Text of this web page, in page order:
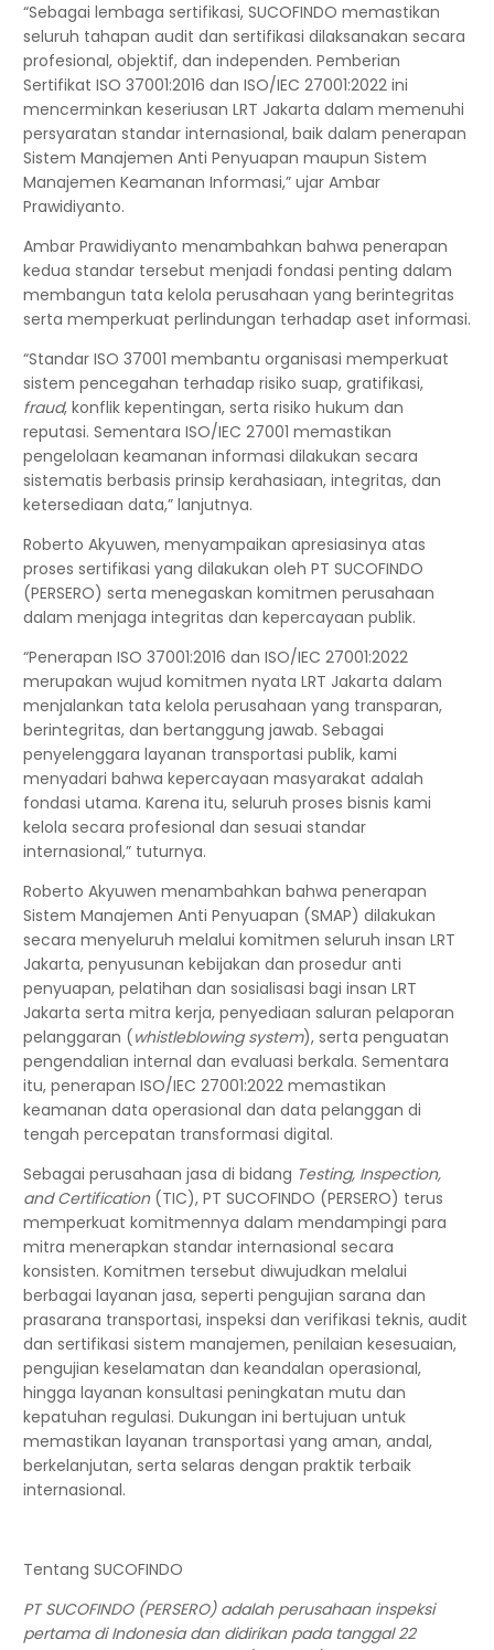
“Sebagai lembaga sertifikasi, SUCOFINDO memastikan
seluruh tahapan audit dan sertifikasi dilaksanakan secara
profesional, objektif, dan independen. Pemberian
Sertifikat ISO 37001:2016 dan ISO/IEC 27001:2022 ini
mencerminkan keseriusan LRT Jakarta dalam memenuhi
persyaratan standar internasional, baik dalam penerapan
Sistem Manajemen Anti Penyuapan maupun Sistem
Manajemen Keamanan Informasi,” ujar Ambar
Prawidiyanto.
Ambar Prawidiyanto menambahkan bahwa penerapan
kedua standar tersebut menjadi fondasi penting dalam
membangun tata kelola perusahaan yang berintegritas
serta memperkuat perlindungan terhadap aset informasi.
“Standar ISO 37001 membantu organisasi memperkuat
sistem pencegahan terhadap risiko suap, gratifikasi,
fraud, konflik kepentingan, serta risiko hukum dan
reputasi. Sementara ISO/IEC 27001 memastikan
pengelolaan keamanan informasi dilakukan secara
sistematis berbasis prinsip kerahasiaan, integritas, dan
ketersediaan data,” lanjutnya.
Roberto Akyuwen, menyampaikan apresiasinya atas
proses sertifikasi yang dilakukan oleh PT SUCOFINDO
(PERSERO) serta menegaskan komitmen perusahaan
dalam menjaga integritas dan kepercayaan publik.
“Penerapan ISO 37001:2016 dan ISO/IEC 27001:2022
merupakan wujud komitmen nyata LRT Jakarta dalam
menjalankan tata kelola perusahaan yang transparan,
berintegritas, dan bertanggung jawab. Sebagai
penyelenggara layanan transportasi publik, kami
menyadari bahwa kepercayaan masyarakat adalah
fondasi utama. Karena itu, seluruh proses bisnis kami
kelola secara profesional dan sesuai standar
internasional,” tuturnya.
Roberto Akyuwen menambahkan bahwa penerapan
Sistem Manajemen Anti Penyuapan (SMAP) dilakukan
secara menyeluruh melalui komitmen seluruh insan LRT
Jakarta, penyusunan kebijakan dan prosedur anti
penyuapan, pelatihan dan sosialisasi bagi insan LRT
Jakarta serta mitra kerja, penyediaan saluran pelaporan
pelanggaran ( whistleblowing system), serta penguatan
pengendalian internal dan evaluasi berkala. Sementara
itu, penerapan ISO/IEC 27001:2022 memastikan
keamanan data operasional dan data pelanggan di
tengah percepatan transformasi digital.
Sebagai perusahaan jasa di bidang Testing, Inspection,
and Certification(TIC), PT SUCOFINDO (PERSERO) terus
memperkuat komitmennya dalam mendampingi para
mitra menerapkan standar internasional secara
konsisten. Komitmen tersebut diwujudkan melalui
berbagai layanan jasa, seperti pengujian sarana dan
prasarana transportasi, inspeksi dan verifikasi teknis, audit
dan sertifikasi sistem manajemen, penilaian kesesuaian,
pengujian keselamatan dan keandalan operasional,
hingga layanan konsultasi peningkatan mutu dan
kepatuhan regulasi. Dukungan ini bertujuan untuk
memastikan layanan transportasi yang aman, andal,
berkelanjutan, serta selaras dengan praktik terbaik
internasional.
Tentang SUCOFINDO
PT SUCOFINDO (PERSERO) adalah perusahaan inspeksi
pertama di Indonesia dan didirikan pada tanggal 22